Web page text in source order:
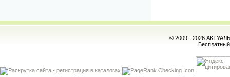
© 2009 - 2026